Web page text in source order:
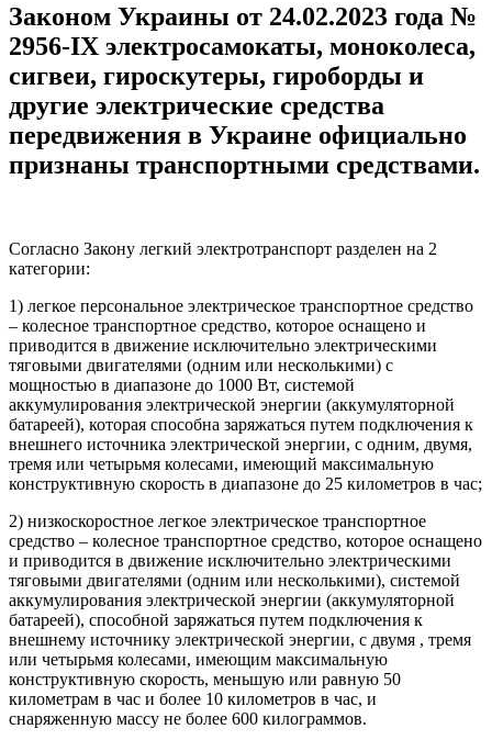
Законом Украины от 24.02.2023 года №
2956-IX электросамокаты, моноколеса,
сигвеи, гироскутеры, гироборды и
другие электрические средства
передвижения в Украине официально
признаны транспортными средствами.
Согласно Закону легкий электротранспорт разделен на 2
категории:
1) легкое персональное электрическое транспортное средство
– колесное транспортное средство, которое оснащено и
приводится в движение исключительно электрическими
тяговыми двигателями (одним или несколькими) с
мощностью в диапазоне до 1000 Вт, системой
аккумулирования электрической энергии (аккумуляторной
батареей), которая способна заряжаться путем подключения к
внешнего источника электрической энергии, с одним, двумя,
тремя или четырьмя колесами, имеющий максимальную
конструктивную скорость в диапазоне до 25 километров в час;
2) низкоскоростное легкое электрическое транспортное
средство – колесное транспортное средство, которое оснащено
и приводится в движение исключительно электрическими
тяговыми двигателями (одним или несколькими), системой
аккумулирования электрической энергии (аккумуляторной
батареей), способной заряжаться путем подключения к
внешнему источнику электрической энергии, с двумя , тремя
или четырьмя колесами, имеющим максимальную
конструктивную скорость, меньшую или равную 50
километрам в час и более 10 километров в час, и
снаряженную массу не более 600 килограммов.